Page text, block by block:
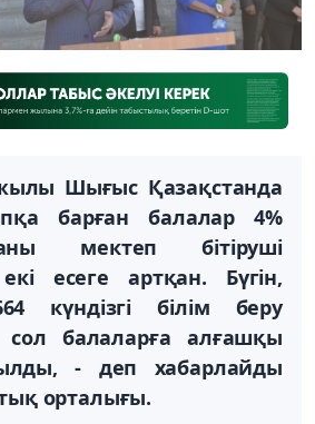
Шығыс Қазақстанда
барған балалар 4%
мектеп бітіруші
есеге артқан. Бүгін,
күндізгі білім беру
сол балаларға алғашқы
- деп хабарлайды
орталығы.